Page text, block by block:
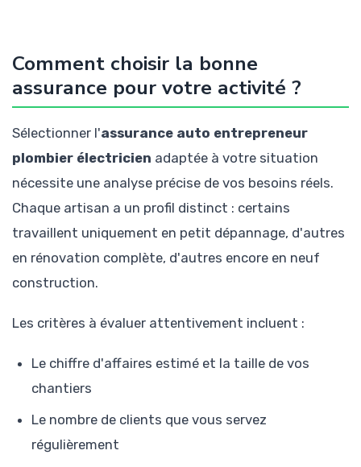
Comment choisir la bonne
assurance pour votre activité ?
Sélectionner l'assurance auto entrepreneur
plombier électricien adaptée à votre situation
nécessite une analyse précise de vos besoins réels.
Chaque artisan a un profil distinct : certains
travaillent uniquement en petit dépannage, d'autres
en rénovation complète, d'autres encore en neuf
construction.
Les critères à évaluer attentivement incluent :
Le chiffre d'affaires estimé et la taille de vos
chantiers
Le nombre de clients que vous servez
régulièrement